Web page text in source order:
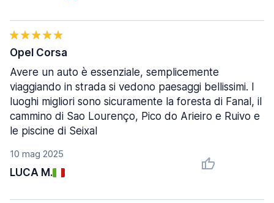
10 mag 2025
LUCA M.
Opel Corsa
Avere un auto è essenziale, semplicemente
viaggiando in strada si vedono paesaggi bellissimi. I
luoghi migliori sono sicuramente la foresta di Fanal, il
cammino di Sao Lourenço, Pico do Arieiro e Ruivo e
le piscine di Seixal